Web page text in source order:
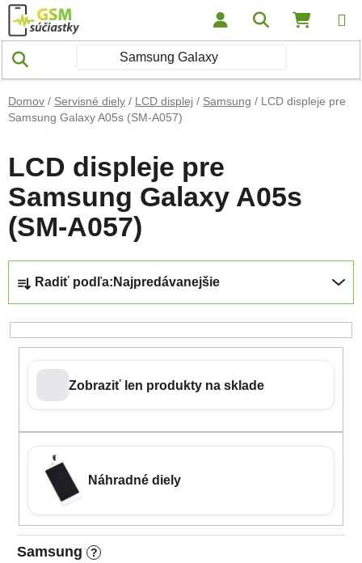
Prejsť na obsah Hľadať
Domov / Servisné diely / LCD displej / Samsung / LCD displeje pre
Samsung Galaxy A05s (SM-A057)
LCD displeje pre
Samsung Galaxy A05s
(SM-A057)
Radiť podľa: Najpredávanejšie
Zobraziť len produkty na sklade
Náhradné diely
Samsung ?